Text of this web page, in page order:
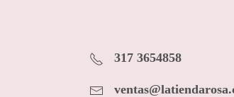
317 3654858